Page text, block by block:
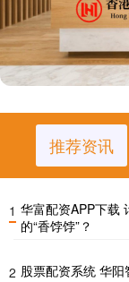
推荐资讯
1 华富配资APP下载
的“香饽饽”？
2 股票配资系统 华